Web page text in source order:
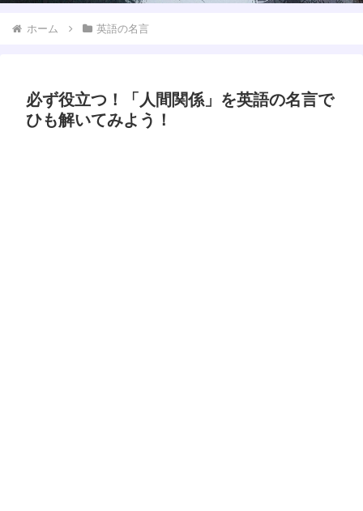
ホーム 英語の名言
必ず役立つ！「人間関係」を英語の名言で
ひも解いてみよう！